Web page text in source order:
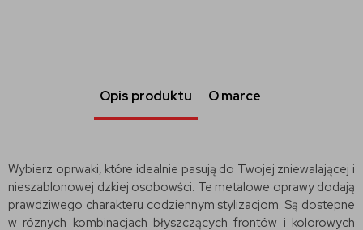
Opis produktu O marce
Wybierz oprwaki, które idealnie pasują do Twojej zniewalającej i
nieszablonowej dzkiej osobowści. Te metalowe oprawy dodają
prawdziwego charakteru codziennym stylizacjom. Są dostepne
w róznych kombinacjach błyszczących frontów i kolorowych